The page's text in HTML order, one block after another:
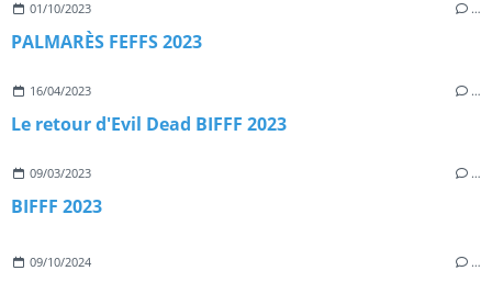
01/10/2023 …
PALMARÈS FEFFS 2023
16/04/2023 …
Le retour d'Evil Dead BIFFF 2023
09/03/2023 …
BIFFF 2023
09/10/2024 …